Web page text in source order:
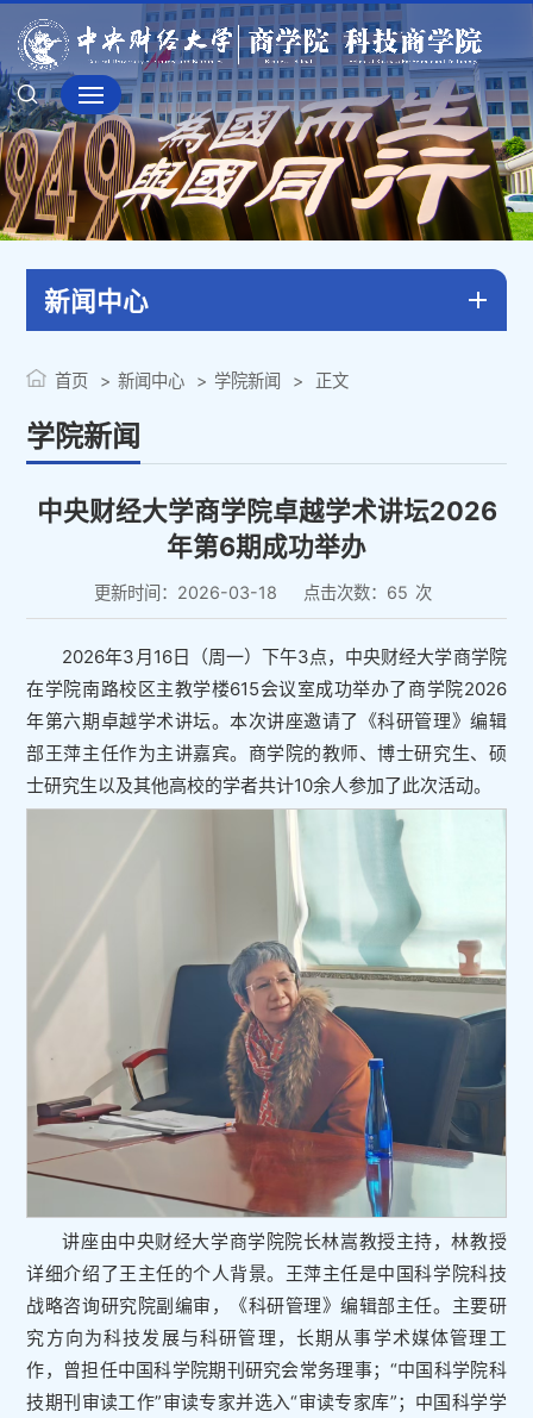
新闻中心
学院新闻
首页 新闻中心 学院新闻 正文
中央财经大学商学院卓越学术讲坛2026
年第6期成功举办
更新时间：2026-03-18 点击次数： 65 次
2026年3月16日（周一）下午3点，中央财经大学商学院
在学院南路校区主教学楼615会议室成功举办了商学院2026
年第六期卓越学术讲坛。本次讲座邀请了《科研管理》编辑
部王萍主任作为主讲嘉宾。商学院的教师、博士研究生、硕
士研究生以及其他高校的学者共计10余人参加了此次活动。
讲座由中央财经大学商学院院长林嵩教授主持，林教授
详细介绍了王主任的个人背景。王萍主任是中国科学院科技
战略咨询研究院副编审，《科研管理》编辑部主任。主要研
究方向为科技发展与科研管理，长期从事学术媒体管理工
作，曾担任中国科学院期刊研究会常务理事；“中国科学院科
技期刊审读工作”审读专家并选入“审读专家库”；中国科学学